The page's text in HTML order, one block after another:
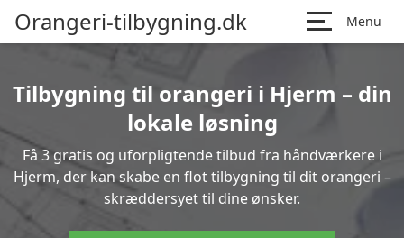
Orangeri-tilbygning.dk Menu
Tilbygning til orangeri i Hjerm – din
lokale løsning
Få 3 gratis og uforpligtende tilbud fra håndværkere i
Hjerm, der kan skabe en flot tilbygning til dit orangeri –
skræddersyet til dine ønsker.